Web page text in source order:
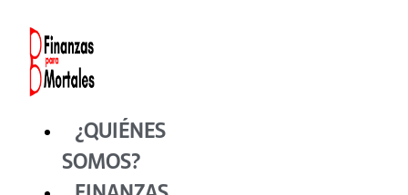
contenido
¿QUIÉNES
SOMOS?